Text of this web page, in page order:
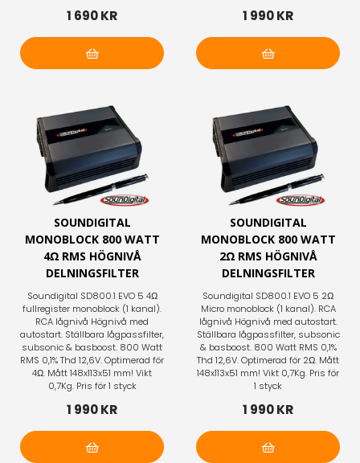
1 690 KR 1 990 KR
SOUNDIGITAL
MONOBLOCK 800 WATT
4Ω RMS HÖGNIVÅ
DELNINGSFILTER
Soundigital SD800.1 EVO 5 4Ω
fullregister monoblock (1 kanal).
RCA lågnivå Högnivå med
autostart. Ställbara lågpassfilter,
subsonic & basboost. 800 Watt
RMS 0,1% Thd 12,6V. Optimerad för
4Ω. Mått 148x113x51 mm! Vikt
0,7Kg. Pris för 1 styck
1 990 KR
SOUNDIGITAL
MONOBLOCK 800 WATT
2Ω RMS HÖGNIVÅ
DELNINGSFILTER
Soundigital SD800.1 EVO 5 2Ω
Micro monoblock (1 kanal). RCA
lågnivå Högnivå med autostart.
Ställbara lågpassfilter, subsonic
& basboost. 800 Watt RMS 0,1%
Thd 12,6V. Optimerad för 2Ω. Mått
148x113x51 mm! Vikt 0,7Kg. Pris för
1 styck
1 990 KR